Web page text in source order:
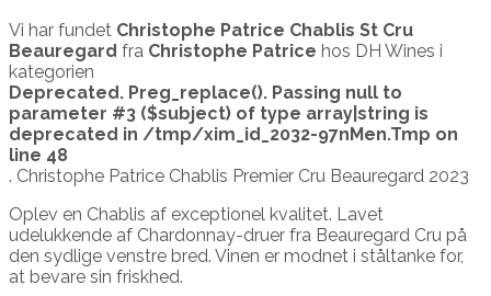
Vi har fundet Christophe Patrice Chablis St Cru
Beauregard fra Christophe Patrice hos DH Wines i
kategorien
Deprecated. Preg_replace(). Passing null to
parameter #3 ($subject) of type array|string is
deprecated in /tmp/xim_id_2032-97nMen.Tmp on
line 48
. Christophe Patrice Chablis Premier Cru Beauregard 2023
Oplev en Chablis af exceptionel kvalitet. Lavet
udelukkende af Chardonnay-druer fra Beauregard Cru på
den sydlige venstre bred. Vinen er modnet i ståltanke for,
at bevare sin friskhed.